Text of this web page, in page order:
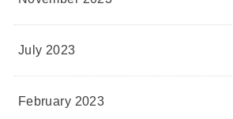
July 2023
February 2023